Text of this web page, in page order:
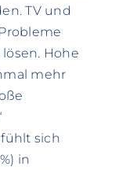
TV und
Hohe
mehr
sich
in